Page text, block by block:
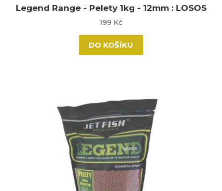
Legend Range - Pelety 1kg - 12mm : LOSOS
199 Kč
DO KOŠÍKU